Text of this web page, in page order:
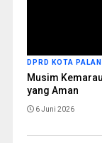
DPRD KOTA
Musim
yang Aman
6 Juni 2026